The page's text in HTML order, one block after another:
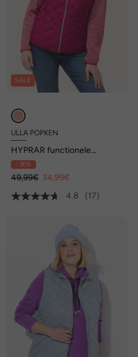
SALE
ULLA POPKEN
HYPRAR functionele
doorgestikte bodywarmer,
waterafstotend, opstaande
kraag
- 30%
49,99€ 34,99€
4.8
(17)